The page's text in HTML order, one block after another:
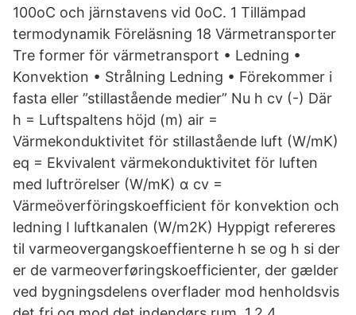
100oC och järnstavens vid 0oC. 1 Tillämpad
termodynamik Föreläsning 18 Värmetransporter
Tre former för värmetransport • Ledning •
Konvektion • Strålning Ledning • Förekommer i
fasta eller ”stillastående medier” Nu h cv (-) Där
h = Luftspaltens höjd (m) air =
Värmekonduktivitet för stillastående luft (W/mK)
eq = Ekvivalent värmekonduktivitet för luften
med luftrörelser (W/mK) α cv =
Värmeöverföringskoefficient för konvektion och
ledning I luftkanalen (W/m2K) Hyppigt refereres
til varmeovergangskoeffienterne h se og h si der
er de varmeoverføringskoefficienter, der gælder
ved bygningsdelens overflader mod henholdsvis